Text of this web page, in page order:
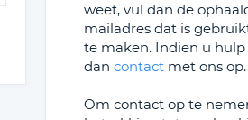
8-
16
TENMINSTE
VERIFIEER
NIEUW
WACHTWOORD
EENVOUDIG
weet, vul dan de
mailadres dat is
te maken. Indien u
dancontact met ons op.
Om contact op te